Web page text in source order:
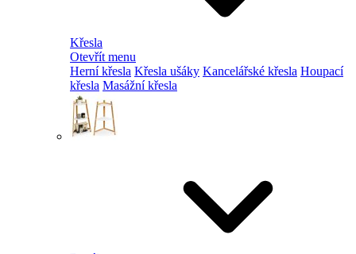
Křesla
Otevřít menu
Herní křesla Křesla ušáky Kancelářské křesla Houpací
křesla Masážní křesla